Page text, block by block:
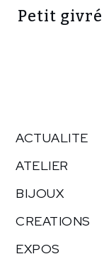
Petit
ACTUALITE
ATELIER
BIJOUX
CREATIONS
EXPOS